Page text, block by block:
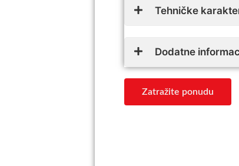
Tehničke
Dodatne
Zatražite ponudu